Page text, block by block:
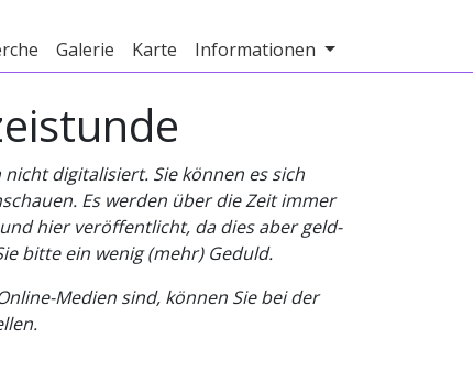
Galerie Karte Informationen
digitalisiert. Sie können es sich
Es werden über die Zeit immer
hier veröffentlicht, da dies aber geld-
bitte ein wenig (mehr) Geduld.
Medien sind, können Sie bei der